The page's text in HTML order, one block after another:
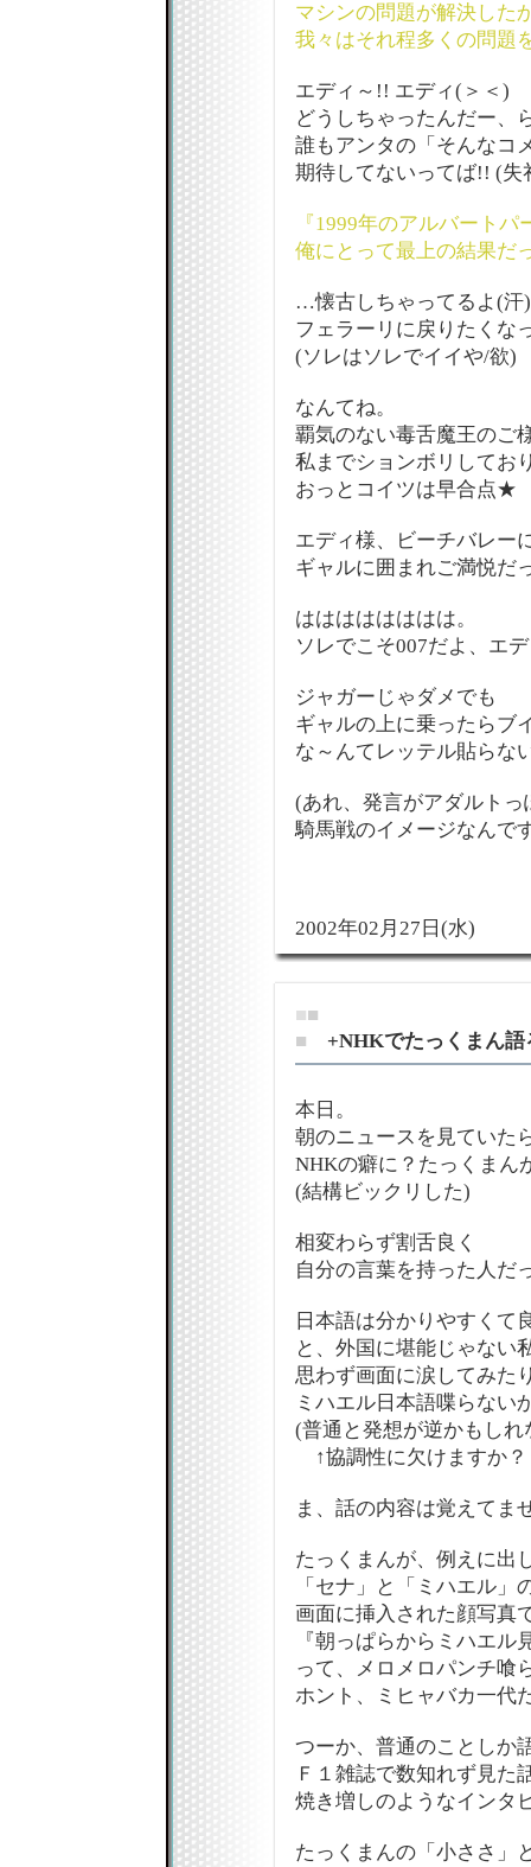
マシンの問題が解決した
我々はそれ程多くの問題
エディ～!! エディ(＞＜)
どうしちゃったんだー、
誰もアンタの「そんなコ
期待してないってば!! (失
『1999年のアルバートパ
俺にとって最上の結果だ
…懐古しちゃってるよ(汗)
フェラーリに戻りたくな
(ソレはソレでイイや/欲)
なんてね。
覇気のない毒舌魔王のご
私までションボリしてお
おっとコイツは早合点★
エディ様、ビーチバレー
ギャルに囲まれご満悦だ
はははははははは。
ソレでこそ007だよ、エ
ジャガーじゃダメでも
ギャルの上に乗ったらブ
な～んてレッテル貼らな
(あれ、発言がアダルトっ
騎馬戦のイメージなんで
2002年02月27日(水)
■■
■
+NHKでたっくまん語
本日。
朝のニュースを見ていた
NHKの癖に？たっくまん
(結構ビックリした)
相変わらず割舌良く
自分の言葉を持った人だ
日本語は分かりやすくて
と、外国に堪能じゃない
思わず画面に涙してみた
ミハエル日本語喋らない
(普通と発想が逆かもしれ
↑協調性に欠けますか？
ま、話の内容は覚えてま
たっくまんが、例えに出
「セナ」と「ミハエル」
画面に挿入された顔写真
『朝っぱらからミハエル
って、メロメロパンチ喰
ホント、ミヒャバカ一代
つーか、普通のことしか
Ｆ１雑誌で数知れず見た
焼き増しのようなインタ
たっくまんの「小ささ」